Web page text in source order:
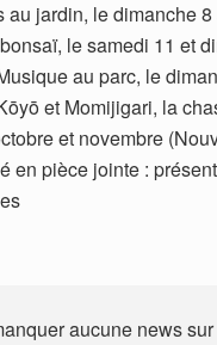
au jardin, le dimanche
le samedi 11 et
au parc, le
et Momijigari, la
et novembre
en pièce jointe :
aucune news sur